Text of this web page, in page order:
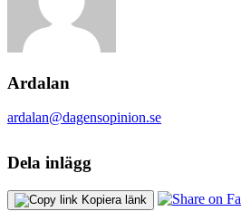
Ardalan
ardalan@dagensopinion.se
Dela inlägg
Kopiera länk